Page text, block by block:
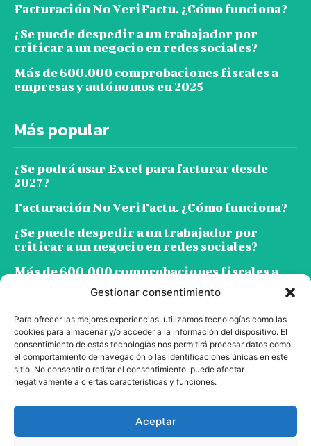
Gestionar consentimiento
Para ofrecer las mejores experiencias, utilizamos tecnologías como las
cookies para almacenar y/o acceder a la información del dispositivo. El
consentimiento de estas tecnologías nos permitirá procesar datos como
el comportamiento de navegación o las identificaciones únicas en este
sitio. No consentir o retirar el consentimiento, puede afectar
negativamente a ciertas características y funciones.
Aceptar
Facturación No VeriFactu. ¿Cómo funciona?
¿Se puede despedir a un trabajador por
criticar a un negocio en redes sociales?
Más de 600.000 comprobaciones fiscales a
empresas y autónomos en 2025
Más popular
¿Se podrá usar Excel para facturar desde
2027?
Facturación No VeriFactu. ¿Cómo funciona?
¿Se puede despedir a un trabajador por
criticar a un negocio en redes sociales?
Más de 600.000 comprobaciones fiscales a
empresas y autónomos en 2025
Suscríbete
SUSCRIBIRME